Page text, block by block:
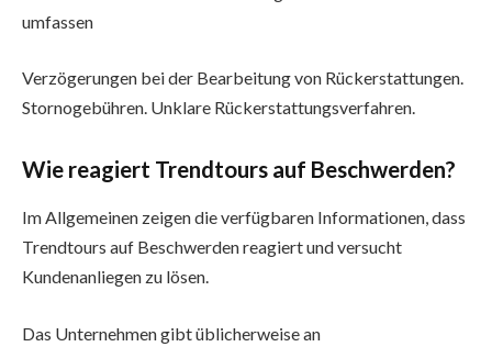
umfassen
Verzögerungen bei der Bearbeitung von Rückerstattungen.
Stornogebühren. Unklare Rückerstattungsverfahren.
Wie reagiert Trendtours auf Beschwerden?
Im Allgemeinen zeigen die verfügbaren Informationen, dass
Trendtours auf Beschwerden reagiert und versucht
Kundenanliegen zu lösen.
Das Unternehmen gibt üblicherweise an